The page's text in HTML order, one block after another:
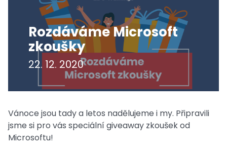
Rozdáváme Microsoft
zkoušky
22. 12. 2020
Vánoce jsou tady a letos nadělujeme i my. Připravili
jsme si pro vás speciální giveaway zkoušek od
Microsoftu!